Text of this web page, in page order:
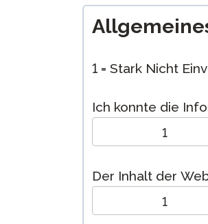
1 = Stark Nicht
Ich konnte die
1
Der Inhalt der
1